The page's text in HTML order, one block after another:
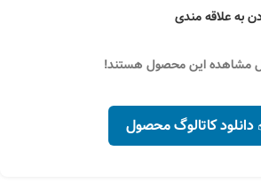
به علاقه مندی
مشاهده این محصول هستند!
دانلود کاتالوگ محصول